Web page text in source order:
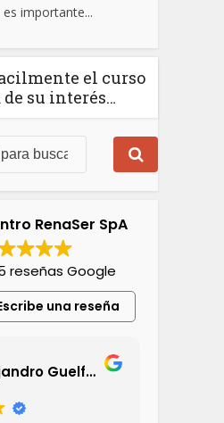
es importante...
el curso
de su interés…
RenaSer SpA
reseñas Google
una reseña
Alejandro Guelfand